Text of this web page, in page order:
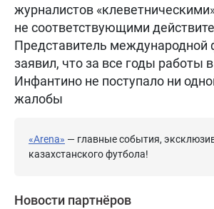
журналистов
не соответствующими
Представитель международной
заявил, что за все годы работы
Инфантино не поступало ни
жалобы
«Arena» — главные события,
казахстанского футбола!